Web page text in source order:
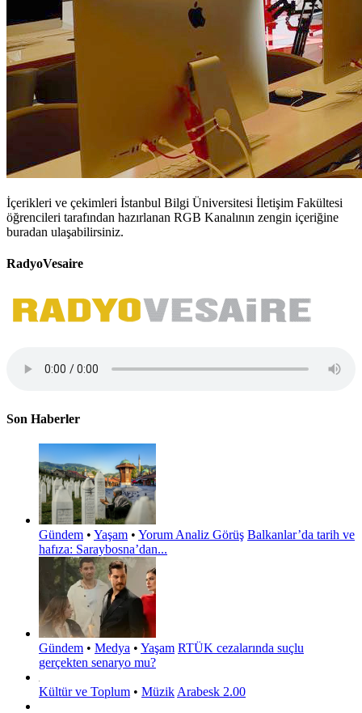
İçerikleri ve çekimleri İstanbul Bilgi Üniversitesi İletişim Fakültesi
öğrencileri tarafından hazırlanan RGB Kanalının zengin içeriğine
buradan ulaşabilirsiniz.
RadyoVesaire
Son Haberler
Gündem • Yaşam • Yorum Analiz Görüş Balkanlar’da tarih ve
hafıza: Saraybosna’dan...
Gündem • Medya • Yaşam RTÜK cezalarında suçlu
gerçekten senaryo mu?
Kültür ve Toplum • Müzik Arabesk 2.00